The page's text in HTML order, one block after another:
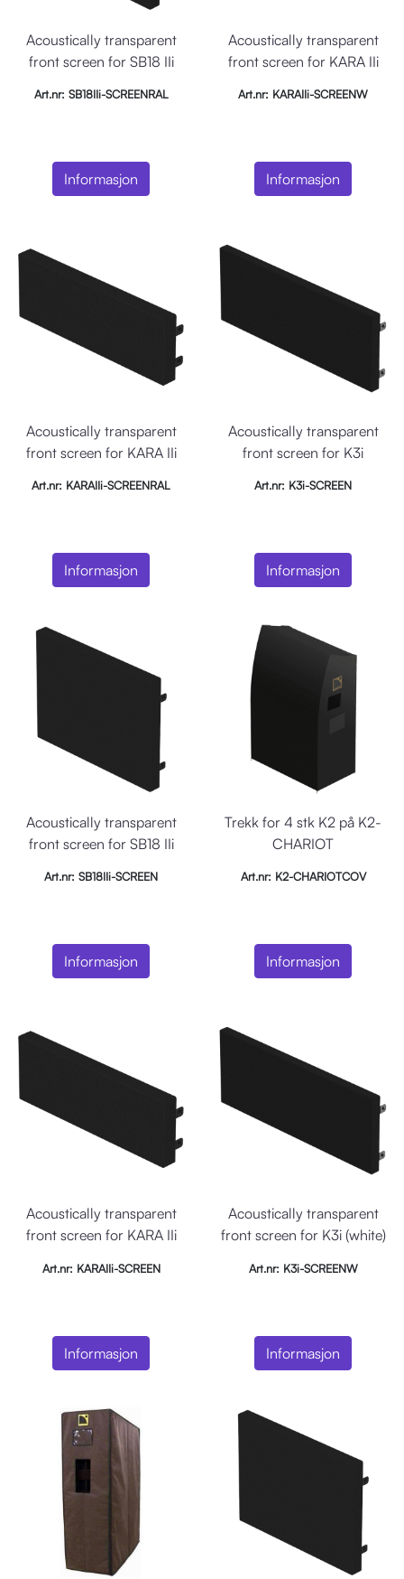
Acoustically transparent
front screen for SB18 IIi
Art.nr: SB18IIi-SCREENRAL
Informasjon
Acoustically transparent
front screen for KARA IIi
Art.nr: KARAIIi-SCREENW
Informasjon
Acoustically transparent
front screen for KARA IIi
Art.nr: KARAIIi-SCREENRAL
Informasjon
Acoustically transparent
front screen for K3i
Art.nr: K3i-SCREEN
Informasjon
Acoustically transparent
front screen for SB18 IIi
Art.nr: SB18IIi-SCREEN
Informasjon
Trekk for 4 stk K2 på K2-
CHARIOT
Art.nr: K2-CHARIOTCOV
Informasjon
Acoustically transparent
front screen for KARA IIi
Art.nr: KARAIIi-SCREEN
Informasjon
Acoustically transparent
front screen for K3i (white)
Art.nr: K3i-SCREENW
Informasjon